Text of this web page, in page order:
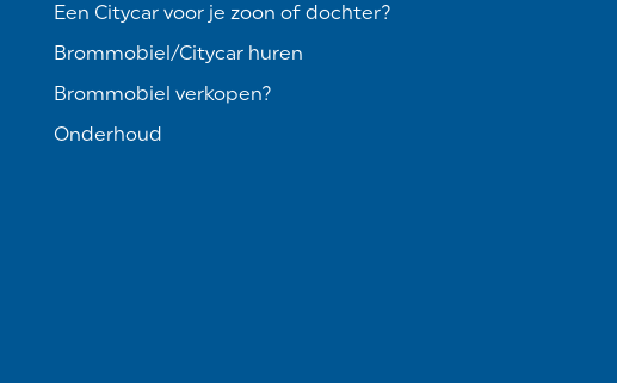
Een Citycar voor je zoon of dochter?
Brommobiel/Citycar huren
Brommobiel verkopen?
Onderhoud